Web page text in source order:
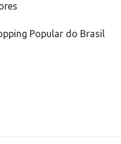
Popular do Brasil